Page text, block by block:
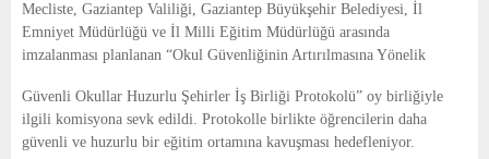
Mecliste, Gaziantep Valiliği, Gaziantep Büyükşehir Belediyesi, İl
Emniyet Müdürlüğü ve İl Milli Eğitim Müdürlüğü arasında
imzalanması planlanan “Okul Güvenliğinin Artırılmasına Yönelik
Güvenli Okullar Huzurlu Şehirler İş Birliği Protokolü” oy birliğiyle
ilgili komisyona sevk edildi. Protokolle birlikte öğrencilerin daha
güvenli ve huzurlu bir eğitim ortamına kavuşması hedefleniyor.